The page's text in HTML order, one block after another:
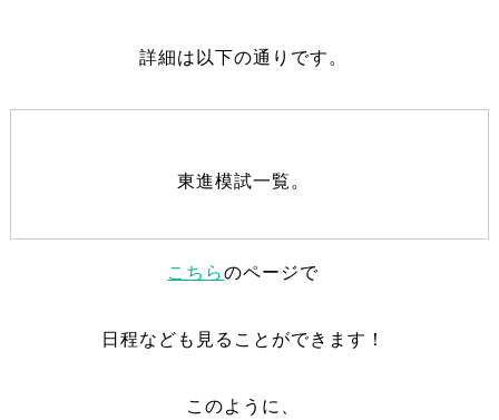
詳細は以下の通りです。
東進模試一覧。
こちらのページで
日程なども見ることができます！
このように、